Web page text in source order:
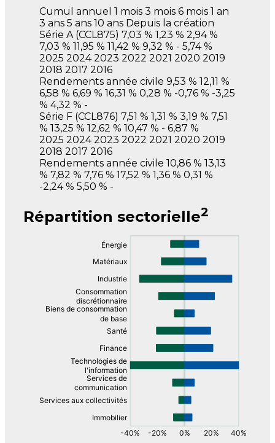
Cumulannuel 1 mois 3 mois 6 mois 1 an
3 ans 5 ans 10 ans Depuis la création
Série A (CCL875) 7,03 % 1,23 % 2,94 %
7,03 % 11,95 % 11,42 % 9,32 % - 5,74 %
2025 2024 2023 2022 2021 2020 2019
2018 2017 2016
Rendements année civile 9,53 %12,11 %
6,58 %6,69 %16,31 %0,28 % -0,76 % -3,25
%4,32 % -
Série F (CCL876) 7,51 % 1,31 % 3,19 % 7,51
% 13,25 % 12,62 % 10,47 % - 6,87 %
2025 2024 2023 2022 2021 2020 2019
2018 2017 2016
Rendements année civile 10,86 %13,13
%7,82 %7,76 %17,52 %1,36 %0,31 %
-2,24 %5,50 % -
Répartition sectorielle2